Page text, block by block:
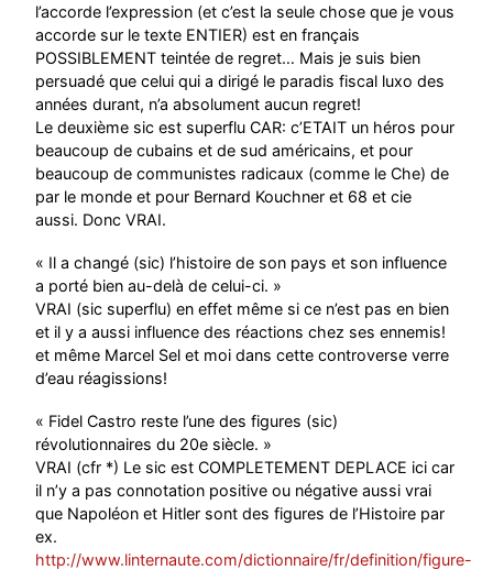
l’accorde l’expression (et c’est la seule chose que je vous
accorde sur le texte ENTIER) est en français
POSSIBLEMENT teintée de regret… Mais je suis bien
persuadé que celui qui a dirigé le paradis fiscal luxo des
années durant, n’a absolument aucun regret!
Le deuxième sic est superflu CAR: c’ETAIT un héros pour
beaucoup de cubains et de sud américains, et pour
beaucoup de communistes radicaux (comme le Che) de
par le monde et pour Bernard Kouchner et 68 et cie
aussi. Donc VRAI.
« Il a changé (sic) l’histoire de son pays et son influence
a porté bien au-delà de celui-ci. »
VRAI (sic superflu) en effet même si ce n’est pas en bien
et il y a aussi influence des réactions chez ses ennemis!
et même Marcel Sel et moi dans cette controverse verre
d’eau réagissions!
« Fidel Castro reste l’une des figures (sic)
révolutionnaires du 20e siècle. »
VRAI (cfr *) Le sic est COMPLETEMENT DEPLACE ici car
il n’y a pas connotation positive ou négative aussi vrai
que Napoléon et Hitler sont des figures de l’Histoire par
ex.
http://www.linternaute.com/dictionnaire/fr/definition/figure-